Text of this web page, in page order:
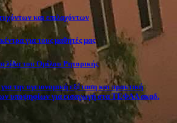
και επιλαχόντων
για τους μαθητές μας
του Ομίλου Ρητορικής
την υγειονομική εξέταση και πρακτική
υποψηφίων για εισαγωγή στα ΤΕΦΑΑ ακαδ.